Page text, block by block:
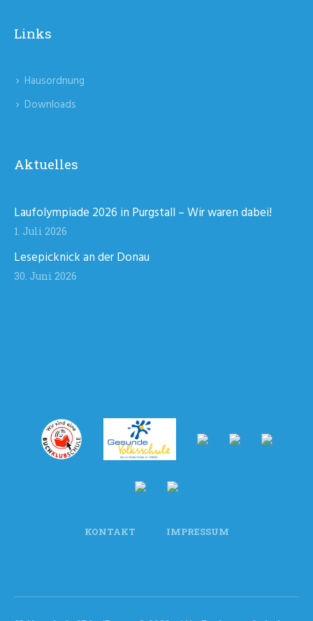
Links
Hausordnung
Downloads
Aktuelles
Laufolympiade 2026 in Purgstall – Wir waren dabei!
1. Juli 2026
Lesepicknick an der Donau
30. Juni 2026
KONTAKT IMPRESSUM